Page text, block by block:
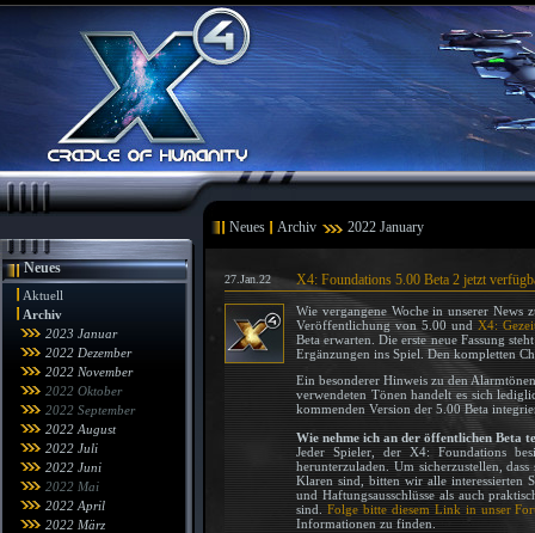
Neues Archiv 2022 January
Neues
Aktuell
Archiv
2023 Januar
2022 Dezember
2022 November
2022 Oktober
2022 September
2022 August
2022 Juli
2022 Juni
2022 Mai
2022 April
2022 März
27.Jan.22 X4: Foundations 5.00 Beta 2 jetzt
Wie vergangene Woche in unserer News
Veröffentlichung von 5.00 und X4:
Beta erwarten. Die erste neue Fassung
Ergänzungen ins Spiel. Den kompletten
Ein besonderer Hinweis zu den
verwendeten Tönen handelt es sich
kommenden Version der 5.00 Beta
Wie nehme ich an der öffentlichen Beta
Jeder Spieler, der X4: Foundations
herunterzuladen. Um sicherzustellen,
Klaren sind, bitten wir alle interessierten
und Haftungsausschlüsse als auch
sind. Folge bitte diesem Link in unser
Informationen zu finden.